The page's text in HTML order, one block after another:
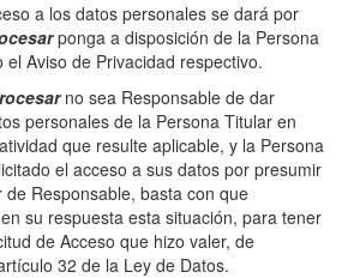
a los datos personales se dará por
ponga a disposición de la Persona
Aviso de Privacidad respectivo.
no sea Responsable de dar
personales de la Persona Titular en
que resulte aplicable, y la Persona
el acceso a sus datos por presumir
Responsable, basta con que
su respuesta esta situación, para tener
de Acceso que hizo valer, de
32 de la Ley de Datos.